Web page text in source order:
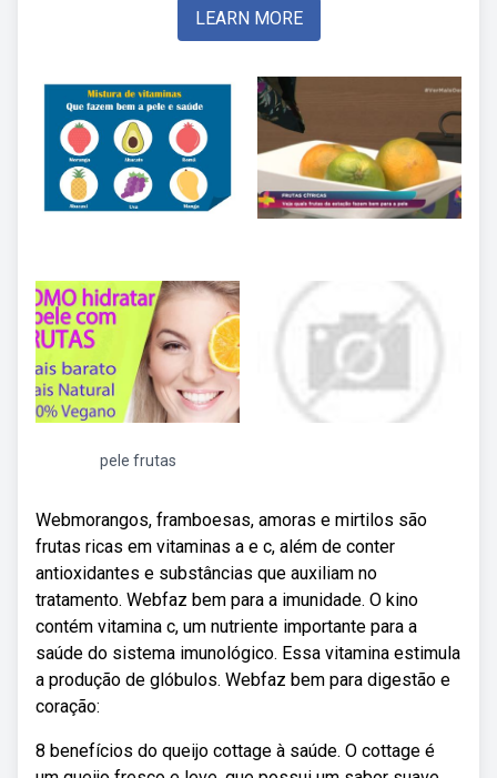
LEARN MORE
pele frutas
Webmorangos, framboesas, amoras e mirtilos são
frutas ricas em vitaminas a e c, além de conter
antioxidantes e substâncias que auxiliam no
tratamento. Webfaz bem para a imunidade. O kino
contém vitamina c, um nutriente importante para a
saúde do sistema imunológico. Essa vitamina estimula
a produção de glóbulos. Webfaz bem para digestão e
coração:
8 benefícios do queijo cottage à saúde. O cottage é